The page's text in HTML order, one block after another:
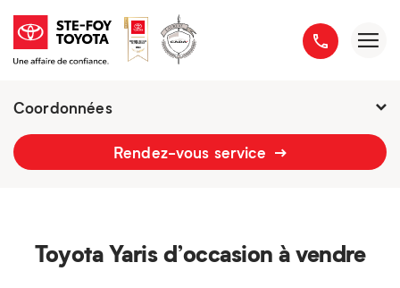
Coordonnées
Fermé : Ouverture-
Rendez-vous service
Toyota Yaris d’occasion à vendre